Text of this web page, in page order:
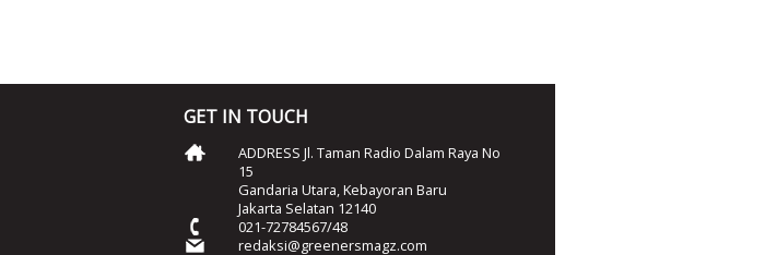
GET IN TOUCH
ADDRESS Jl. Taman Radio Dalam Raya No
15
Gandaria Utara, Kebayoran Baru
Jakarta Selatan 12140
021-72784567/48
redaksi@greenersmagz.com